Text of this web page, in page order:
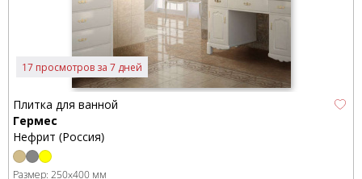
17 просмотров за 7 дней
Плитка для ванной
Гермес
Нефрит (Россия)
Размер: 250x400 мм